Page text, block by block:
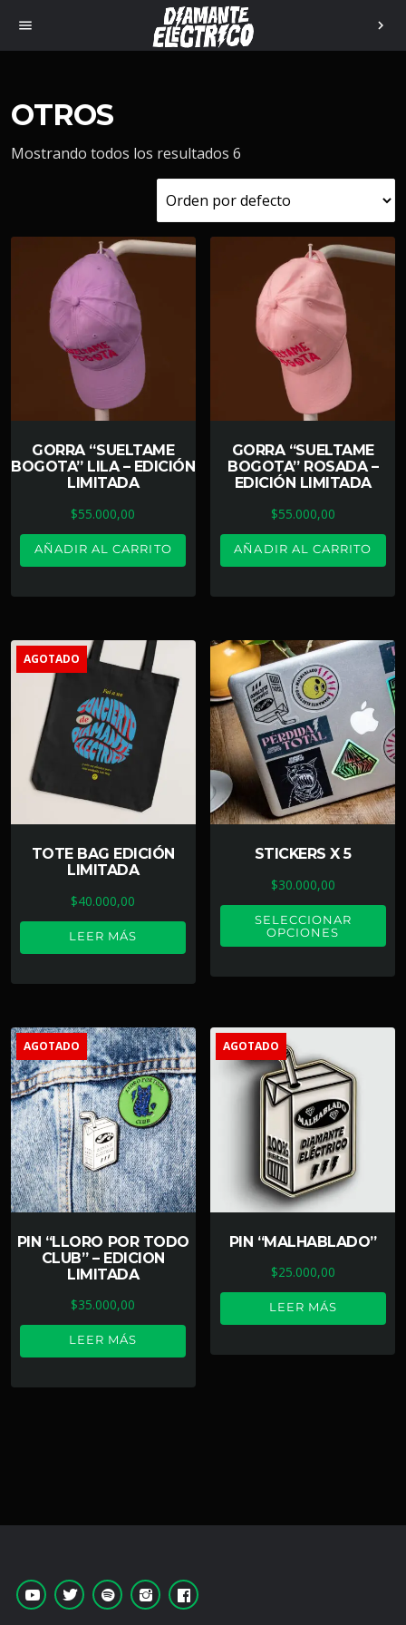
menu chevron_right
OTROS
Mostrando todos los resultados 6
GORRA “SUELTAME
BOGOTA” LILA – EDICIÓN
LIMITADA
$55.000,00
AÑADIR AL CARRITO
GORRA “SUELTAME
BOGOTA” ROSADA –
EDICIÓN LIMITADA
$55.000,00
AÑADIR AL CARRITO
AGOTADO
TOTE BAG EDICIÓN
LIMITADA
$40.000,00
LEER MÁS
STICKERS X 5
$30.000,00
SELECCIONAR
OPCIONES
AGOTADO
PIN “LLORO POR TODO
CLUB” – EDICION
LIMITADA
$35.000,00
LEER MÁS
AGOTADO
PIN “MALHABLADO”
$25.000,00
LEER MÁS